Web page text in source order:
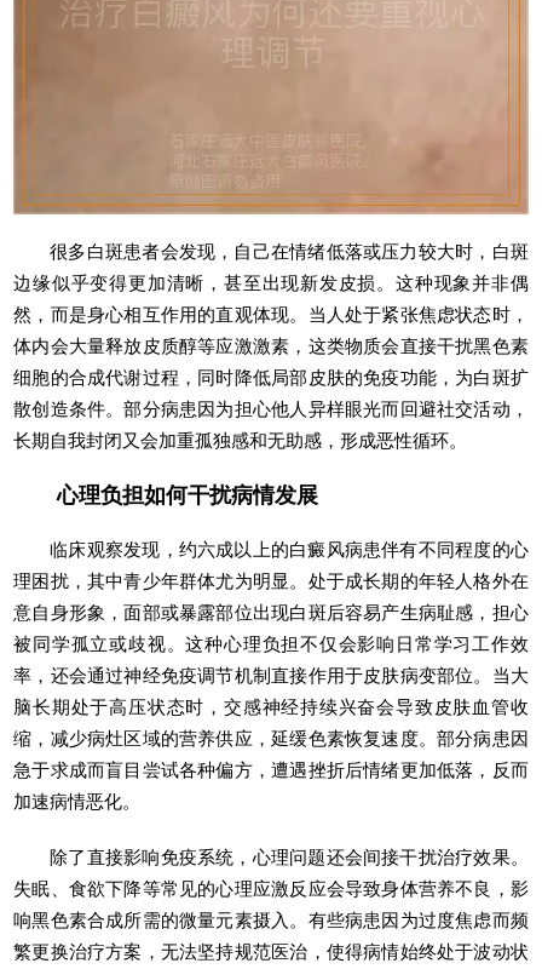
很多白斑患者会发现，自己在情绪低落或压力较大时，白斑
边缘似乎变得更加清晰，甚至出现新发皮损。这种现象并非偶
然，而是身心相互作用的直观体现。当人处于紧张焦虑状态时，
体内会大量释放皮质醇等应激激素，这类物质会直接干扰黑色素
细胞的合成代谢过程，同时降低局部皮肤的免疫功能，为白斑扩
散创造条件。部分病患因为担心他人异样眼光而回避社交活动，
长期自我封闭又会加重孤独感和无助感，形成恶性循环。
心理负担如何干扰病情发展
临床观察发现，约六成以上的白癜风病患伴有不同程度的心
理困扰，其中青少年群体尤为明显。处于成长期的年轻人格外在
意自身形象，面部或暴露部位出现白斑后容易产生病耻感，担心
被同学孤立或歧视。这种心理负担不仅会影响日常学习工作效
率，还会通过神经免疫调节机制直接作用于皮肤病变部位。当大
脑长期处于高压状态时，交感神经持续兴奋会导致皮肤血管收
缩，减少病灶区域的营养供应，延缓色素恢复速度。部分病患因
急于求成而盲目尝试各种偏方，遭遇挫折后情绪更加低落，反而
加速病情恶化。
除了直接影响免疫系统，心理问题还会间接干扰治疗效果。
失眠、食欲下降等常见的心理应激反应会导致身体营养不良，影
响黑色素合成所需的微量元素摄入。有些病患因为过度焦虑而频
繁更换治疗方案，无法坚持规范医治，使得病情始终处于波动状